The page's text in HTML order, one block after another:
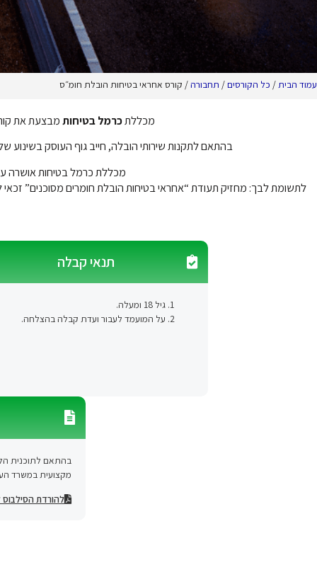
עמוד הבית/ כל הקורסים/ תחבורה/ קורס אחראי בטיחות הובלת חומ״ס
מכללתכרמל בטיחותמבצעת את
בהתאם לתקנות שירותי הובלה, חייב גוף העוסק
מכללת כרמל בטיחות אושרה
לתשומת לבך: מחזיק תעודת “אחראי בטיחות הובלת חומרים מסוכנים”
תנאי קבלה
גיל 18 ומעלה.
על המועמד לעבור ועדת קבלה בהצלחה.
בהתאם לתוכנית
מקצועית במשרד
להורדת הסילבוס